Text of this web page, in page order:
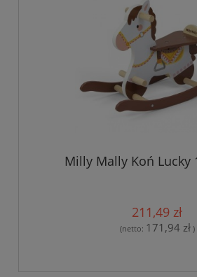
Milly Mally Koń Lucky
211,49 zł
(netto: 171,94 zł)